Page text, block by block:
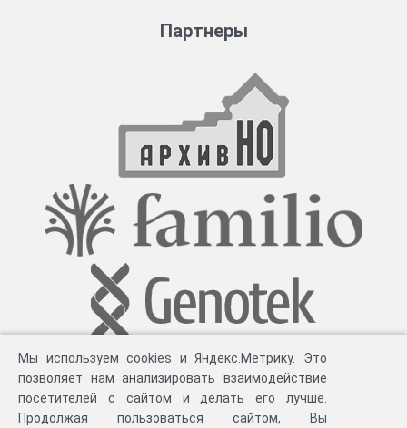
Партнеры
Мы используем cookies и Яндекс.Метрику. Это
позволяет нам анализировать взаимодействие
посетителей с сайтом и делать его лучше.
Продолжая пользоваться сайтом, Вы